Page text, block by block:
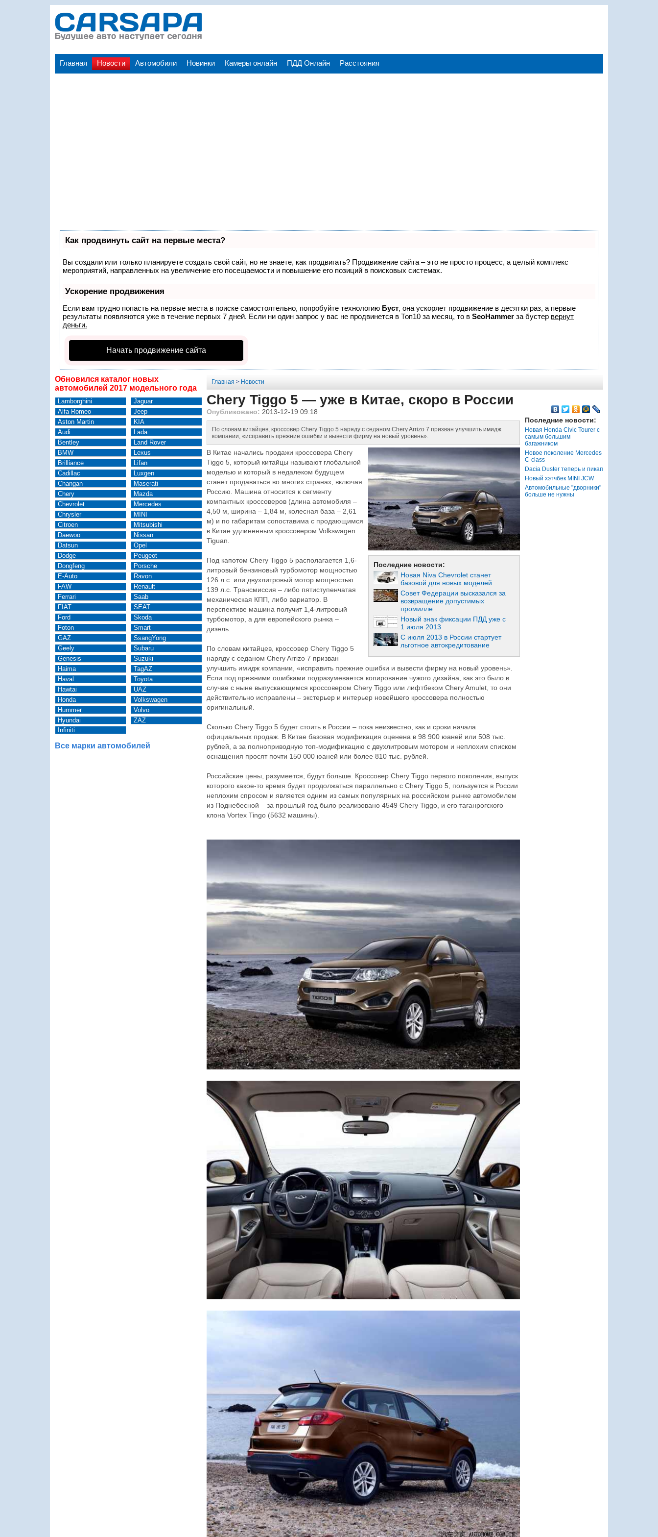
Главная Новости Автомобили Новинки Камеры онлайн ПДД Онлайн Расстояния
Как продвинуть сайт на первые места?
Вы создали или только планируете создать свой сайт, но не знаете, как продвигать? Продвижение сайта – это не просто процесс, а целый комплекс
мероприятий, направленных на увеличение его посещаемости и повышение его позиций в поисковых системах.
Ускорение продвижения
Если вам трудно попасть на первые места в поиске самостоятельно, попробуйте технологию Буст, она ускоряет продвижение в десятки раз, а первые
результаты появляются уже в течение первых 7 дней. Если ни один запрос у вас не продвинется в Топ10 за месяц, то в SeoHammer за бустер вернут
деньги.
Начать продвижение сайта
Обновился каталог новых
автомобилей 2017 модельного года
Lamborghini
Alfa Romeo
Aston Martin
Audi
Bentley
BMW
Brilliance
Cadillac
Changan
Chery
Chevrolet
Chrysler
Citroen
Daewoo
Datsun
Dodge
Dongfeng
E-Auto
FAW
Ferrari
FIAT
Ford
Foton
GAZ
Geely
Genesis
Haima
Haval
Hawtai
Honda
Hummer
Hyundai
Infiniti
Jaguar
Jeep
KIA
Lada
Land Rover
Lexus
Lifan
Luxgen
Maserati
Mazda
Mercedes
MINI
Mitsubishi
Nissan
Opel
Peugeot
Porsche
Ravon
Renault
Saab
SEAT
Skoda
Smart
SsangYong
Subaru
Suzuki
TagAZ
Toyota
UAZ
Volkswagen
Volvo
ZAZ
Все марки автомобилей
Главная > Новости
Chery Tiggo 5 — уже в Китае, скоро в России
Опубликовано: 2013-12-19 09:18
По словам китайцев, кроссовер Chery Tiggo 5 наряду с седаном Chery Arrizo 7 призван улучшить имидж
компании, «исправить прежние ошибки и вывести фирму на новый уровень».
Последние новости:
Новая Niva Chevrolet станет
базовой для новых моделей
Совет Федерации высказался за
возвращение допустимых
промилле
Новый знак фиксации ПДД уже с
1 июля 2013
С июля 2013 в России стартует
льготное автокредитование
В Китае начались продажи кроссовера Chery
Tiggo 5, который китайцы называют глобальной
моделью и который в недалеком будущем
станет продаваться во многих странах, включая
Россию. Машина относится к сегменту
компактных кроссоверов (длина автомобиля –
4,50 м, ширина – 1,84 м, колесная база – 2,61
м) и по габаритам сопоставима с продающимся
в Китае удлиненным кроссовером Volkswagen
Tiguan.
Под капотом Chery Tiggo 5 располагается 1,6-
литровый бензиновый турбомотор мощностью
126 л.с. или двухлитровый мотор мощностью
139 л.с. Трансмиссия – либо пятиступенчатая
механическая КПП, либо вариатор. В
перспективе машина получит 1,4-литровый
турбомотор, а для европейского рынка –
дизель.
По словам китайцев, кроссовер Chery Tiggo 5
наряду с седаном Chery Arrizo 7 призван
улучшить имидж компании, «исправить прежние ошибки и вывести фирму на новый уровень».
Если под прежними ошибками подразумевается копирование чужого дизайна, как это было в
случае с ныне выпускающимся кроссовером Chery Tiggo или лифтбеком Chery Amulet, то они
действительно исправлены – экстерьер и интерьер новейшего кроссовера полностью
оригинальный.
Сколько Chery Tiggo 5 будет стоить в России – пока неизвестно, как и сроки начала
официальных продаж. В Китае базовая модификация оценена в 98 900 юаней или 508 тыс.
рублей, а за полноприводную топ-модификацию с двухлитровым мотором и неплохим списком
оснащения просят почти 150 000 юаней или более 810 тыс. рублей.
Российские цены, разумеется, будут больше. Кроссовер Chery Tiggo первого поколения, выпуск
которого какое-то время будет продолжаться параллельно с Chery Tiggo 5, пользуется в России
неплохим спросом и является одним из самых популярных на российском рынке автомобилем
из Поднебесной – за прошлый год было реализовано 4549 Chery Tiggo, и его таганрогского
клона Vortex Tingo (5632 машины).
Последние новости:
Новая Honda Civic Tourer с
самым большим
багажником
Новое поколение Mercedes
C-class
Dacia Duster теперь и пикап
Новый хэтчбек MINI JCW
Автомобильные "дворники"
больше не нужны